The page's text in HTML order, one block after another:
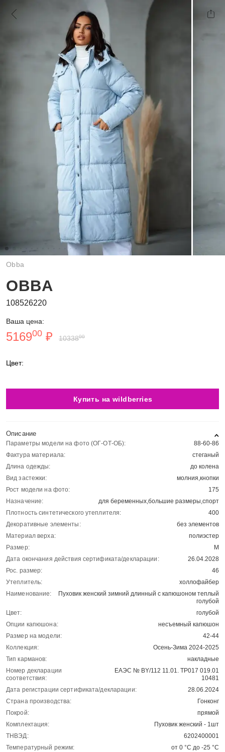
Obba
OBBA
108526220
Ваша цена:
516900 ₽ 1033800
Цвет:
Купить на wildberries
Описание
Параметры модели на фото (ОГ-ОТ-ОБ):
88-60-86
Фактура материала:
стеганый
Длина одежды:
до колена
Вид застежки:
молния,кнопки
Рост модели на фото:
175
Назначение:
для беременных,большие размеры,спорт
Плотность синтетического утеплителя:
400
Декоративные элементы:
без элементов
Материал верха:
полиэстер
Размер:
M
Дата окончания действия сертификата/декларации:
26.04.2028
Рос. размер:
46
Утеплитель:
холлофайбер
Наименование:
Пуховик женский зимний длинный с капюшоном теплый
голубой
Цвет:
голубой
Опции капюшона:
несъемный капюшон
Размер на модели:
42-44
Коллекция:
Осень-Зима 2024-2025
Тип карманов:
накладные
Номер декларации
соответствия:
ЕАЭС № BY/112 11.01. ТР017 019.01
10481
Дата регистрации сертификата/декларации:
28.06.2024
Страна производства:
Гонконг
Покрой:
прямой
Комплектация:
Пуховик женский - 1шт
ТНВЭД:
6202400001
Температурный режим:
от 0 °C до -25 °C